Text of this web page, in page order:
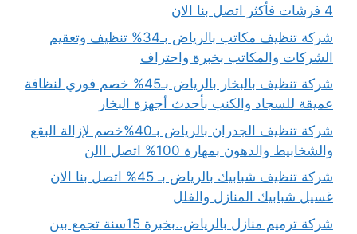
4 فرشات فأكثر اتصل بنا الان
شركة تنظيف مكاتب بالرياض بـ34% تنظيف وتعقيم
الشركات والمكاتب بخبرة واحتراف
شركة تنظيف بالبخار بالرياض بـ45% خصم فوري لنظافة
عميقة للسجاد والكنب بأحدث أجهزة البخار
شركة تنظيف الجدران بالرياض بـ40%خصم لإزالة البقع
والشخابيط والدهون بمهارة 100% اتصل االن
شركة تنظيف شبابيك بالرياض بـ 45% اتصل بنا الان
غسيل شبابيك المنازل والفلل
شركة ترميم منازل بالرياض..بخبرة 15سنة تجمع بين